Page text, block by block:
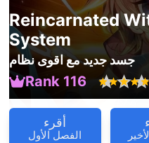
Reincarnated
System
جسد جديد مع اقوى نظام
Rank 116
أقرء
الفصل الأول